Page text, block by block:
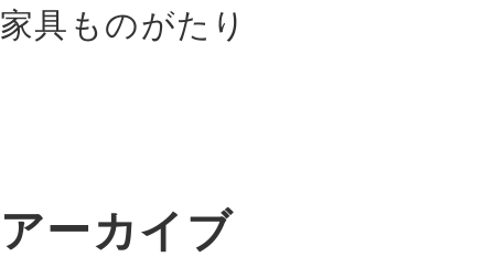
家具ものがたり
アーカイブ